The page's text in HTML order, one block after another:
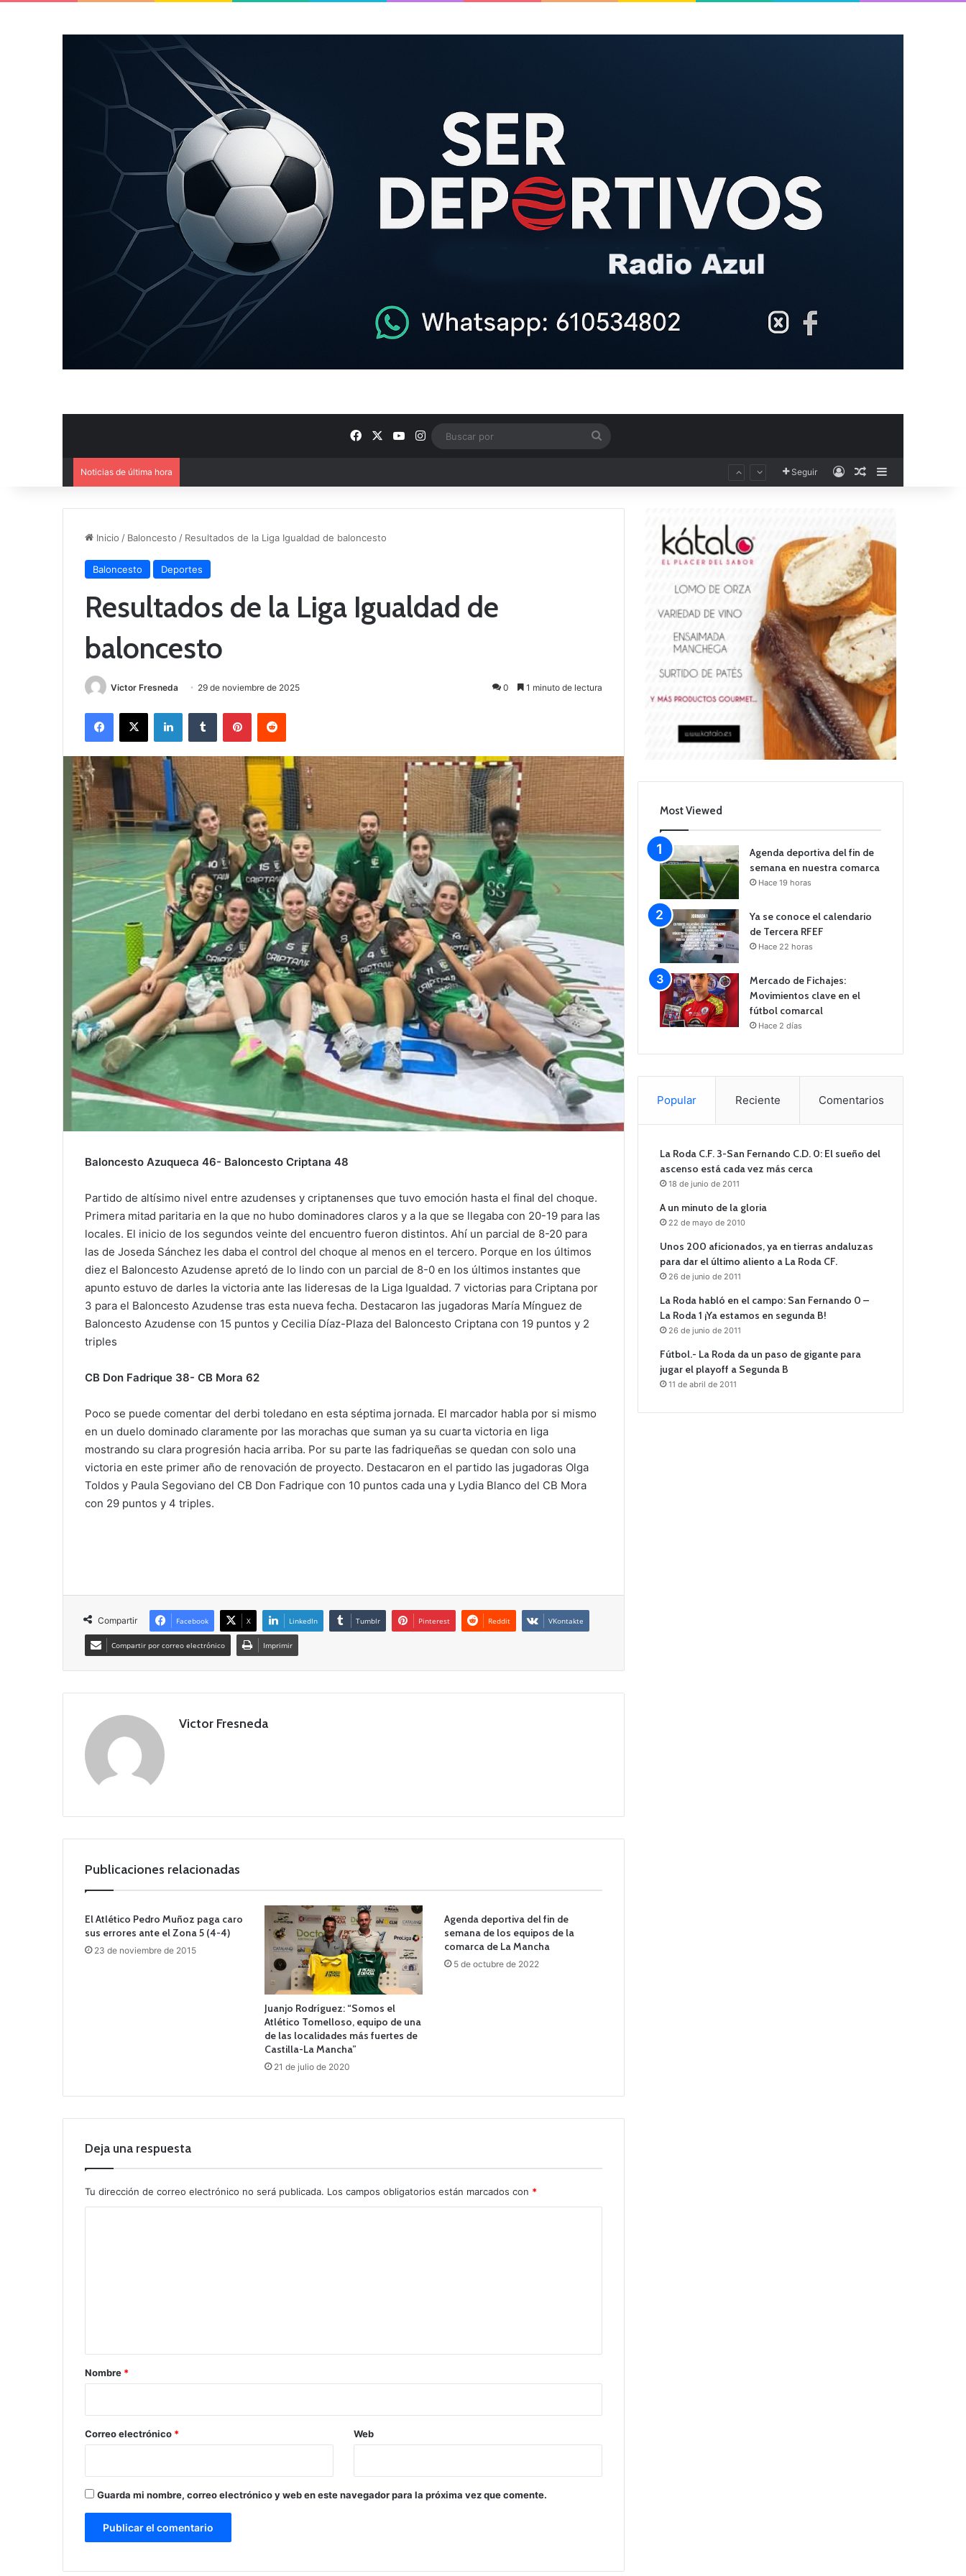
FacebookYouTube
Instagram
Noticias de última hora Seguir AccesoPublicación al
Inicio / Baloncesto / Resultados de la Liga Igualdad de baloncesto
Baloncesto Deportes
Resultados de la Liga Igualdad de
baloncesto
Victor Fresneda 29 de noviembre de 2025 0 1 minuto de lectura
Baloncesto Azuqueca 46- Baloncesto Criptana 48
Partido de altísimo nivel entre azudenses y criptanenses que tuvo emoción hasta el final del choque.
Primera mitad paritaria en la que no hubo dominadores claros y a la que se llegaba con 20-19 para las
locales. El inicio de los segundos veinte del encuentro fueron distintos. Ahí un parcial de 8-20 para
las de Joseda Sánchez les daba el control del choque al menos en el tercero. Porque en los últimos
diez el Baloncesto Azudense apretó de lo lindo con un parcial de 8-0 en los últimos instantes que
apunto estuvo de darles la victoria ante las lideresas de la Liga Igualdad. 7 victorias para Criptana por
3 para el Baloncesto Azudense tras esta nueva fecha. Destacaron las jugadoras María Mínguez de
Baloncesto Azudense con 15 puntos y Cecilia Díaz-Plaza del Baloncesto Criptana con 19 puntos y 2
triples
CB Don Fadrique 38- CB Mora 62
Poco se puede comentar del derbi toledano en esta séptima jornada. El marcador habla por si mismo
en un duelo dominado claramente por las morachas que suman ya su cuarta victoria en liga
mostrando su clara progresión hacia arriba. Por su parte las fadriqueñas se quedan con solo una
victoria en este primer año de renovación de proyecto. Destacaron en el partido las jugadoras Olga
Toldos y Paula Segoviano del CB Don Fadrique con 10 puntos cada una y Lydia Blanco del CB Mora
con 29 puntos y 4 triples.
Compartir Facebook X LinkedIn Tumblr Pinterest Reddit VKontakte
Compartir por correo electrónico Imprimir
Victor Fresneda
Publicaciones relacionadas
El Atlético Pedro Muñoz paga caro
sus errores ante el Zona 5 (4-4)
23 de noviembre de 2015
Juanjo Rodríguez: “Somos el
Atlético Tomelloso, equipo de una
de las localidades más fuertes de
Castilla-La Mancha”
21 de julio de 2020
Agenda deportiva del fin de
semana de los equipos de la
comarca de La Mancha
5 de octubre de 2022
Deja una respuesta
Tu dirección de correo electrónico no será publicada. Los campos obligatorios están marcados con *
r
*
Nombre *
Correo electrónico * Web
Guarda mi nombre, correo electrónico y web en este navegador para la próxima vez que comente.
Most Viewed
Agenda deportiva del fin de
semana en nuestra comarca
Hace 19 horas
Ya se conoce el calendario
de Tercera RFEF
Hace 22 horas
Mercado de Fichajes:
Movimientos clave en el
fútbol comarcal
Hace 2 días
Popular Reciente Comentarios
La Roda C.F. 3-San Fernando C.D. 0: El sueño del
ascenso está cada vez más cerca
18 de junio de 2011
A un minuto de la gloria
22 de mayo de 2010
Unos 200 aficionados, ya en tierras andaluzas
para dar el último aliento a La Roda CF.
26 de junio de 2011
La Roda habló en el campo: San Fernando 0 –
La Roda 1 ¡Ya estamos en segunda B!
26 de junio de 2011
Fútbol.- La Roda da un paso de gigante para
jugar el playoff a Segunda B
11 de abril de 2011